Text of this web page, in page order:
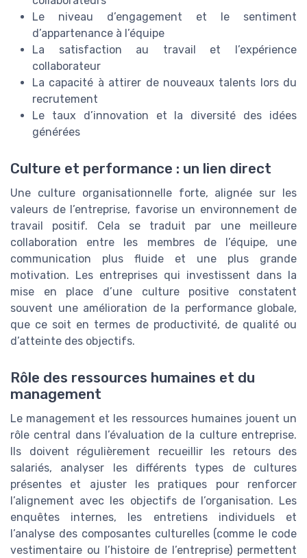
Le niveau d’engagement et le sentiment
d’appartenance à l’équipe
La satisfaction au travail et l’expérience
collaborateur
La capacité à attirer de nouveaux talents lors du
recrutement
Le taux d’innovation et la diversité des idées
générées
Culture et performance : un lien direct
Une culture organisationnelle forte, alignée sur les
valeurs de l’entreprise, favorise un environnement de
travail positif. Cela se traduit par une meilleure
collaboration entre les membres de l’équipe, une
communication plus fluide et une plus grande
motivation. Les entreprises qui investissent dans la
mise en place d’une culture positive constatent
souvent une amélioration de la performance globale,
que ce soit en termes de productivité, de qualité ou
d’atteinte des objectifs.
Rôle des ressources humaines et du
management
Le management et les ressources humaines jouent un
rôle central dans l’évaluation de la culture entreprise.
Ils doivent régulièrement recueillir les retours des
salariés, analyser les différents types de cultures
présentes et ajuster les pratiques pour renforcer
l’alignement avec les objectifs de l’organisation. Les
enquêtes internes, les entretiens individuels et
l’analyse des composantes culturelles (comme le code
vestimentaire ou l’histoire de l’entreprise) permettent